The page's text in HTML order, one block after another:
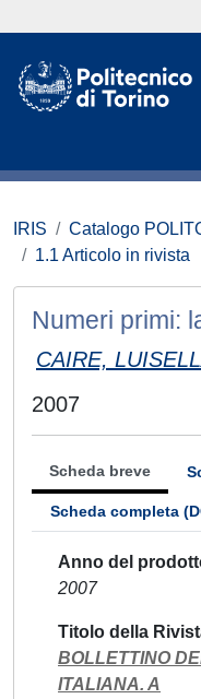
IRIS Catalogo
1.1 Articolo in rivista
Numeri primi:
CAIRE,
2007
Scheda breve
Scheda completa
Anno del
2007
Titolo della
BOLLETTINO
ITALIANA. A